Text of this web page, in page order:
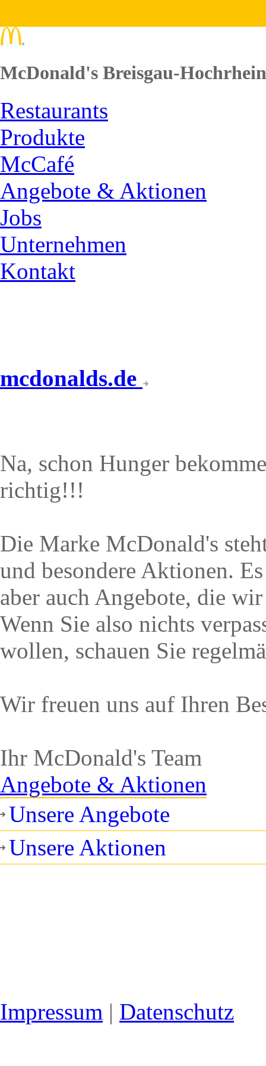
McDonald's Breisgau-Hochrhein
Restaurants
Produkte
McCafé
Angebote & Aktionen
Jobs
Unternehmen
Kontakt
mcdonalds.de
Na, schon Hunger
richtig!!!
Die Marke McDonald's
und besondere Aktionen.
aber auch Angebote, die
Wenn Sie also nichts
wollen, schauen Sie
Wir freuen uns auf Ihren
Ihr McDonald's Team
Angebote & Aktionen
Unsere Angebote
Unsere Aktionen
Impressum | Datenschutz